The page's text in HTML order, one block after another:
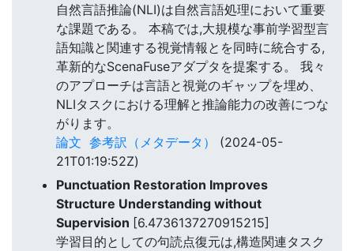
自然言語推論(NLI)は自然言語処理において重要
な課題である。 本稿では,大規模な事前学習型言
語知識と関連する視覚情報とを同時に統合する,
革新的なScenaFuseアダプタを提案する。 我々
のアプローチは言語と視覚のギャップを埋め、
NLIタスクにおける理解と推論能力の改善につな
がります。
論文 参考訳（メタデータ）
(2024-05-
21T01:19:52Z)
Punctuation Restoration Improves
Structure Understanding without
Supervision [6.4736137270915215]
学習目的としての句読点復元は,構造関連タスク